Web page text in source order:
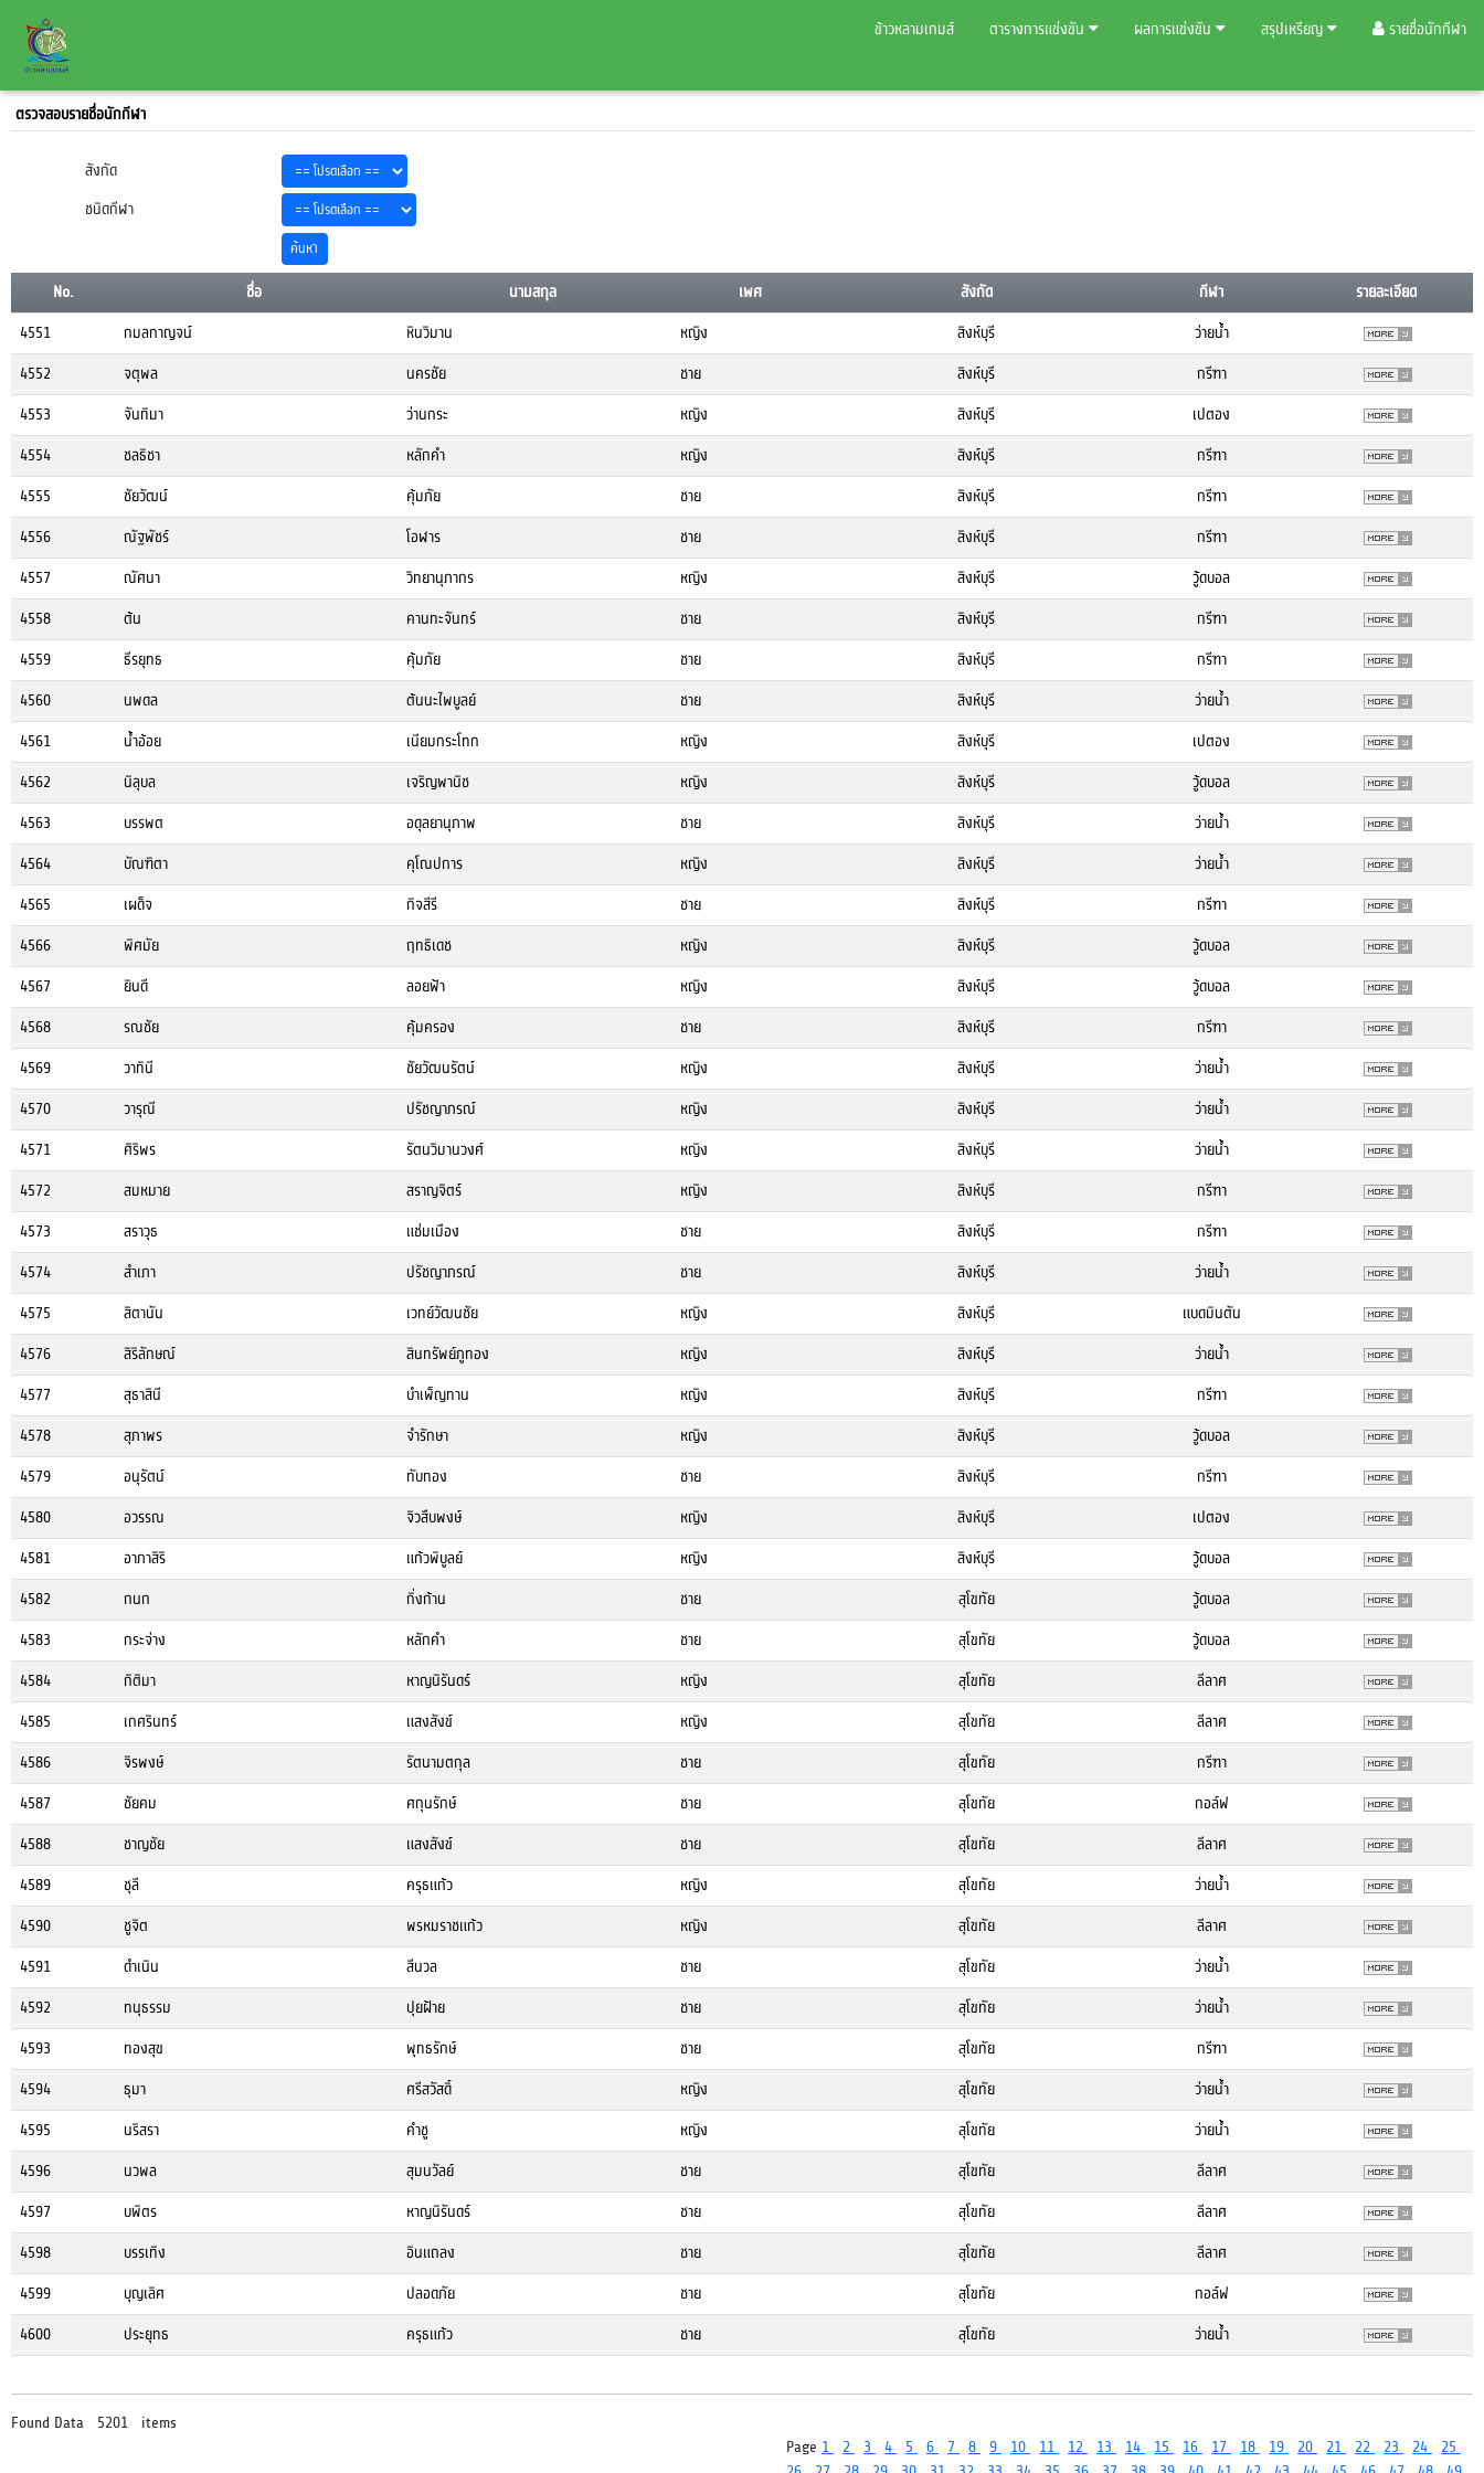
ข้าวหลามเกมส์ ตารางการแข่งขัน ผลการแข่งขัน สรุปเหรียญ รายชื่อนักกีฬา
ตรวจสอบรายชื่อนักกีฬา
สังกัด
ชนิดกีฬา
No. ชื่อ นามสกุล เพศ สังกัด กีฬา
รายละเอียด
4551
กมลกาญจน์ หินวิมาน หญิง สิงห์บุรี
ว่ายน้ำ
4552
จตุพล นครชัย ชาย สิงห์บุรี
กรีฑา
4553
จันทิมา ว่านกระ หญิง สิงห์บุรี
เปตอง
4554
ชลธิชา หลักคำ หญิง สิงห์บุรี
กรีฑา
4555
ชัยวัฒน์ คุ้มภัย ชาย สิงห์บุรี
กรีฑา
4556
ณัฐพัชร์ โอฬาร ชาย สิงห์บุรี
กรีฑา
4557
ณัศนา วิทยานุภากร หญิง สิงห์บุรี
วู้ดบอล
4558
ต้น คานทะจันทร์ ชาย สิงห์บุรี
กรีฑา
4559
ธีรยุทธ คุ้มภัย ชาย สิงห์บุรี
กรีฑา
4560
นพดล ต้นนะไพบูลย์ ชาย สิงห์บุรี
ว่ายน้ำ
4561
น้ำอ้อย เนียมกระโทก หญิง สิงห์บุรี
เปตอง
4562
นิลุบล เจริญพานิช หญิง สิงห์บุรี
วู้ดบอล
4563
บรรพต อดุลยานุภาพ ชาย สิงห์บุรี
ว่ายน้ำ
4564
บัณฑิตา คุโณปการ หญิง สิงห์บุรี
ว่ายน้ำ
4565
เผด็จ กิจสีรี ชาย สิงห์บุรี
กรีฑา
4566
พิศมัย ฤทธิเดช หญิง สิงห์บุรี
วู้ดบอล
4567
ยินดี ลอยฟ้า หญิง สิงห์บุรี
วู้ดบอล
4568
รณชัย คุ้มครอง ชาย สิงห์บุรี
กรีฑา
4569
วาทินี ชัยวัฒนรัตน์ หญิง สิงห์บุรี
ว่ายน้ำ
4570
วารุณี ปรัชญาภรณ์ หญิง สิงห์บุรี
ว่ายน้ำ
4571
ศิริพร รัตนวิมานวงศ์ หญิง สิงห์บุรี
ว่ายน้ำ
4572
สมหมาย สราญจิตร์ หญิง สิงห์บุรี
กรีฑา
4573
สราวุธ แช่มเมือง ชาย สิงห์บุรี
กรีฑา
4574
สำเภา ปรัชญาภรณ์ ชาย สิงห์บุรี
ว่ายน้ำ
4575
สิตานัน เวทย์วัฒนชัย หญิง สิงห์บุรี
แบดมินตัน
4576
สิริลักษณ์ สินทรัพย์ภูทอง หญิง สิงห์บุรี
ว่ายน้ำ
4577
สุธาสินี บำเพ็ญทาน หญิง สิงห์บุรี
กรีฑา
4578
สุภาพร จำรักษา หญิง สิงห์บุรี
วู้ดบอล
4579
อนุรัตน์ ทับทอง ชาย สิงห์บุรี
กรีฑา
4580
อวรรณ จิวสืบพงษ์ หญิง สิงห์บุรี
เปตอง
4581
อาภาสิริ แก้วพิบูลย์ หญิง สิงห์บุรี
วู้ดบอล
4582
กนก กิ่งก้าน ชาย สุโขทัย
วู้ดบอล
4583
กระจ่าง หลักคำ ชาย สุโขทัย
วู้ดบอล
4584
กิติมา หาญนิรันดร์ หญิง สุโขทัย
ลีลาศ
4585
เกศรินทร์ แสงสังข์ หญิง สุโขทัย
ลีลาศ
4586
จิรพงษ์ รัตนามตกุล ชาย สุโขทัย
กรีฑา
4587
ชัยคม ศกุนรักษ์ ชาย สุโขทัย
กอล์ฟ
4588
ชาญชัย แสงสังข์ ชาย สุโขทัย
ลีลาศ
4589
ชุลี ครุธแก้ว หญิง สุโขทัย
ว่ายน้ำ
4590
ชูจิต พรหมราชแก้ว หญิง สุโขทัย
ลีลาศ
4591
ดำเนิน สีนวล ชาย สุโขทัย
ว่ายน้ำ
4592
ทนุธรรม ปุยฝ้าย ชาย สุโขทัย
ว่ายน้ำ
4593
ทองสุข พุทธรักษ์ ชาย สุโขทัย
กรีฑา
4594
ธุมา ศรีสวัสดิ์ หญิง สุโขทัย
ว่ายน้ำ
4595
นริสรา คำชู หญิง สุโขทัย
ว่ายน้ำ
4596
นวพล สุมนวัลย์ ชาย สุโขทัย
ลีลาศ
4597
บพิตร หาญนิรันดร์ ชาย สุโขทัย
ลีลาศ
4598
บรรเทิง อินแถลง ชาย สุโขทัย
ลีลาศ
4599
บุญเลิศ ปลอดภัย ชาย สุโขทัย
กอล์ฟ
4600
ประยุทธ ครุธแก้ว ชาย สุโขทัย ว่ายน้ำ
Found Data 5201 items
Page 1 2 3 4 5 6 7 8 9 10 11 12 13 14 15 16 17 18 19 20 21 22 23 24
25